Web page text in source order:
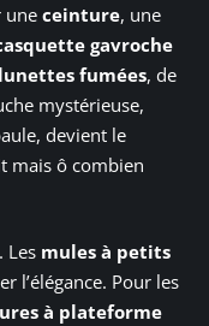
une ceinture, une
gavroche
lunettes fumées, de
mystérieuse,
devient le
mais ô combien
Les mules à petits
l’élégance. Pour les
à plateforme